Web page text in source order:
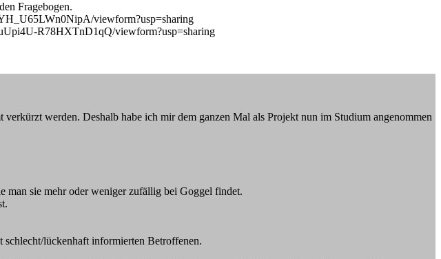
Fragebogen.
viewform?usp=sharing
R78HXTnD1qQ/viewform?usp=sharing
werden. Deshalb habe ich mir dem ganzen Mal als Projekt nun im Studium angenommen
sie mehr oder weniger zufällig bei Goggel findet.
schlecht/lückenhaft informierten Betroffenen.